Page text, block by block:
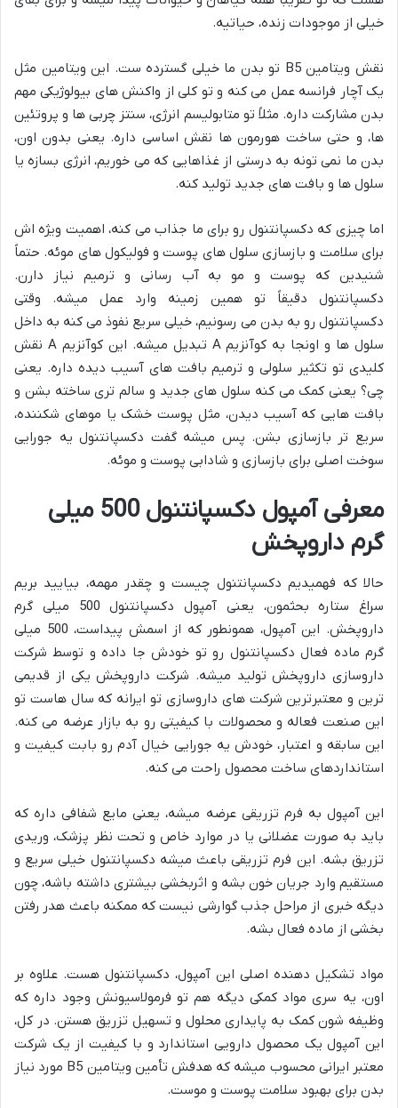
خیلی از موجودات زنده، حیاتیه.
نقش ویتامین B5 تو بدن ما خیلی گسترده ست. این ویتامین مثل
یک آچار فرانسه عمل می کنه و تو کلی از واکنش های بیولوژیکی مهم
بدن مشارکت داره. مثلاً تو متابولیسم انرژی، سنتز چربی ها و پروتئین
ها، و حتی ساخت هورمون ها نقش اساسی داره. یعنی بدون اون،
بدن ما نمی تونه به درستی از غذاهایی که می خوریم، انرژی بسازه یا
سلول ها و بافت های جدید تولید کنه.
اما چیزی که دکسپانتنول رو برای ما جذاب می کنه، اهمیت ویژه اش
برای سلامت و بازسازی سلول های پوست و فولیکول های موئه. حتماً
شنیدین که پوست و مو به آب رسانی و ترمیم نیاز دارن.
دکسپانتنول دقیقاً تو همین زمینه وارد عمل میشه. وقتی
دکسپانتنول رو به بدن می رسونیم، خیلی سریع نفوذ می کنه به داخل
سلول ها و اونجا به کوآنزیم A تبدیل میشه. این کوآنزیم A نقش
کلیدی تو تکثیر سلولی و ترمیم بافت های آسیب دیده داره. یعنی
چی؟ یعنی کمک می کنه سلول های جدید و سالم تری ساخته بشن و
بافت هایی که آسیب دیدن، مثل پوست خشک یا موهای شکننده،
سریع تر بازسازی بشن. پس میشه گفت دکسپانتنول یه جورایی
سوخت اصلی برای بازسازی و شادابی پوست و موئه.
معرفی آمپول دکسپانتنول 500 میلی
گرم داروپخش
حالا که فهمیدیم دکسپانتنول چیست و چقدر مهمه، بیایید بریم
سراغ ستاره بحثمون، یعنی آمپول دکسپانتنول 500 میلی گرم
داروپخش. این آمپول، همونطور که از اسمش پیداست، 500 میلی
گرم ماده فعال دکسپانتنول رو تو خودش جا داده و توسط شرکت
داروسازی داروپخش تولید میشه. شرکت داروپخش یکی از قدیمی
ترین و معتبرترین شرکت های داروسازی تو ایرانه که سال هاست تو
این صنعت فعاله و محصولات با کیفیتی رو به بازار عرضه می کنه.
این سابقه و اعتبار، خودش یه جورایی خیال آدم رو بابت کیفیت و
استانداردهای ساخت محصول راحت می کنه.
این آمپول به فرم تزریقی عرضه میشه، یعنی مایع شفافی داره که
باید به صورت عضلانی یا در موارد خاص و تحت نظر پزشک، وریدی
تزریق بشه. این فرم تزریقی باعث میشه دکسپانتنول خیلی سریع و
مستقیم وارد جریان خون بشه و اثربخشی بیشتری داشته باشه، چون
دیگه خبری از مراحل جذب گوارشی نیست که ممکنه باعث هدر رفتن
بخشی از ماده فعال بشه.
مواد تشکیل دهنده اصلی این آمپول، دکسپانتنول هست. علاوه بر
اون، یه سری مواد کمکی دیگه هم تو فرمولاسیونش وجود داره که
وظیفه شون کمک به پایداری محلول و تسهیل تزریق هستن. در کل،
این آمپول یک محصول دارویی استاندارد و با کیفیت از یک شرکت
معتبر ایرانی محسوب میشه که هدفش تأمین ویتامین B5 مورد نیاز
بدن برای بهبود سلامت پوست و موست.